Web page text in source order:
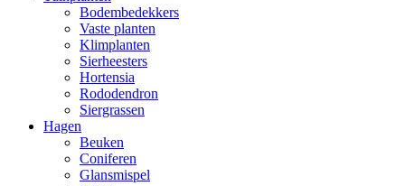
Bodembedekkers
Vaste planten
Klimplanten
Sierheesters
Hortensia
Rododendron
Siergrassen
Hagen
Beuken
Coniferen
Glansmispel